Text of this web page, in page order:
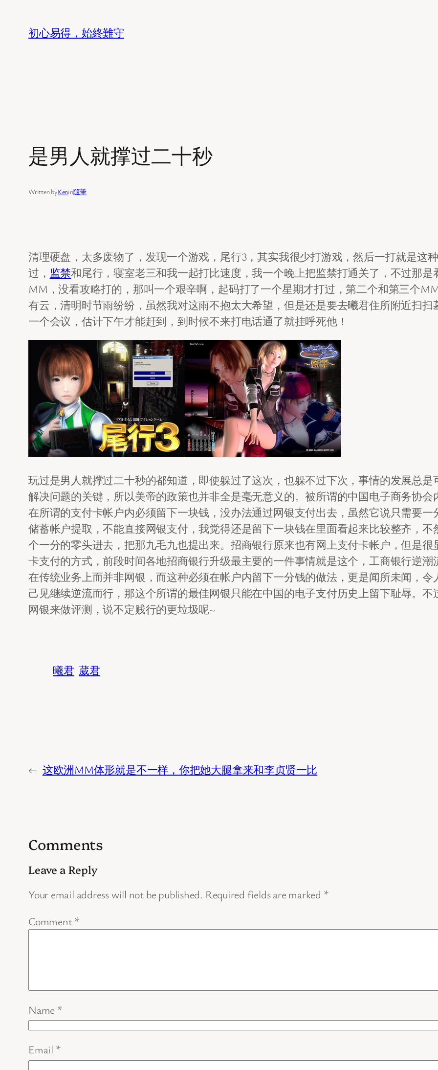
初心易得，始終難守
是男人就撑过二十秒
Written byKenin隨筆
清理硬盘，太多废物了，发现一个游戏，尾行3，其实我很少打游戏，然后一打就是这
过， 监禁和尾行，寝室老三和我一起打比速度，我一个晚上把监禁打通关了，不过那
MM，没看攻略打的，那叫一个艰辛啊，起码打了一个星期才打过，第二个和第三个
有云，清明时节雨纷纷，虽然我对这雨不抱太大希望，但是还是要去曦君住所附近扫
一个会议，估计下午才能赶到，到时候不来打电话通了就挂呼死他！
玩过是男人就撑过二十秒的都知道，即使躲过了这次，也躲不过下次，事情的发展总
解决问题的关键，所以美帝的政策也并非全是毫无意义的。被所谓的中国电子商务协
在所谓的支付卡帐户内必须留下一块钱，没办法通过网银支付出去，虽然它说只需要
储蓄帐户提取，不能直接网银支付，我觉得还是留下一块钱在里面看起来比较整齐，
个一分的零头进去，把那九毛九也提出来。招商银行原来也有网上支付卡帐户，但是
卡支付的方式，前段时间各地招商银行升级最主要的一件事情就是这个，工商银行逆
在传统业务上而并非网银，而这种必须在帐户内留下一分钱的做法，更是闻所未闻，
己见继续逆流而行，那这个所谓的最佳网银只能在中国的电子支付历史上留下耻辱。
网银来做评测，说不定贱行的更垃圾呢~
曦君 葳君
← 这欧洲MM体形就是不一样，你把她大腿拿来和李贞贤一比
Comments
Leave a Reply
Your email address will not be published. Required fields are marked *
Comment*
Name *
Email *